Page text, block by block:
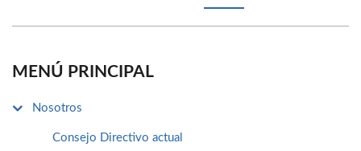
MENÚ PRINCIPAL
Nosotros
Consejo Directivo actual